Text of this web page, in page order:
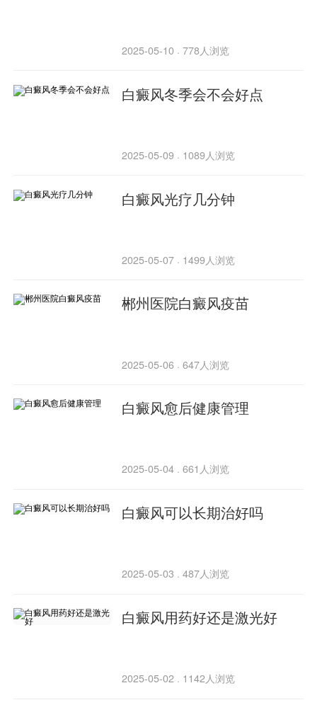
2025-05-10 · 778人浏览
白癜风冬季会不会好点
2025-05-09 · 1089人浏览
白癜风光疗几分钟
2025-05-07 · 1499人浏览
郴州医院白癜风疫苗
2025-05-06 · 647人浏览
白癜风愈后健康管理
2025-05-04 · 661人浏览
白癜风可以长期治好吗
2025-05-03 · 487人浏览
白癜风用药好还是激光好
2025-05-02 · 1142人浏览